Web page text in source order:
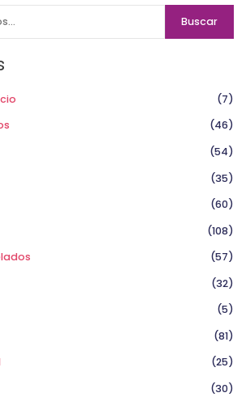
Buscar
(7)
(46)
(54)
(35)
(60)
(108)
(57)
(32)
(5)
(81)
(25)
(30)